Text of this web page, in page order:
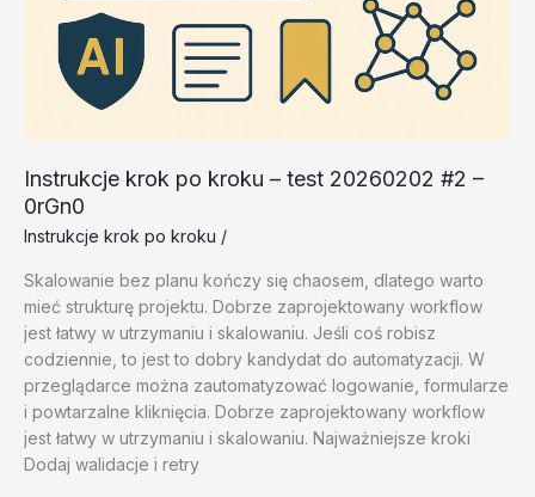
Instrukcje krok po kroku – test 20260202 #2 –
0rGn0
Instrukcje krok po kroku /
Skalowanie bez planu kończy się chaosem, dlatego warto
mieć strukturę projektu. Dobrze zaprojektowany workflow
jest łatwy w utrzymaniu i skalowaniu. Jeśli coś robisz
codziennie, to jest to dobry kandydat do automatyzacji. W
przeglądarce można zautomatyzować logowanie, formularze
i powtarzalne kliknięcia. Dobrze zaprojektowany workflow
jest łatwy w utrzymaniu i skalowaniu. Najważniejsze kroki
Dodaj walidacje i retry